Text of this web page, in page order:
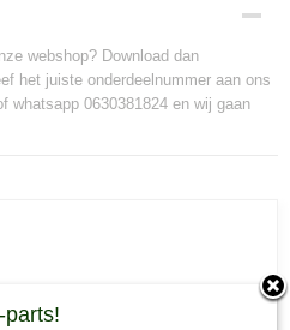
webshop? Download dan
het juiste onderdeelnummer aan ons
whatsapp 0630381824 en wij gaan
parts!